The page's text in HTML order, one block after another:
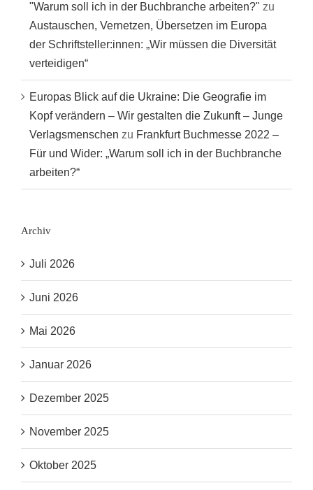
"Warum soll ich in der Buchbranche arbeiten?" zu
Austauschen, Vernetzen, Übersetzen im Europa
der Schriftsteller:innen: „Wir müssen die Diversität
verteidigen“
Europas Blick auf die Ukraine: Die Geografie im
Kopf verändern – Wir gestalten die Zukunft – Junge
Verlagsmenschen zu Frankfurt Buchmesse 2022 –
Für und Wider: „Warum soll ich in der Buchbranche
arbeiten?“
Archiv
Juli 2026
Juni 2026
Mai 2026
Januar 2026
Dezember 2025
November 2025
Oktober 2025